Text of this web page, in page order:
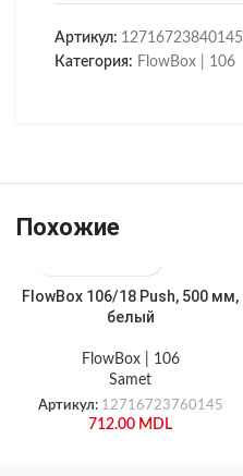
Артикул: 12716723840145
Категория: FlowBox | 106
Похожие
FlowBox 106/18 Push, 500 мм,
белый
FlowBox | 106
Samet
Артикул: 12716723760145
712.00 MDL